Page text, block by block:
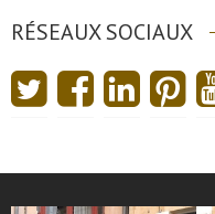
RÉSEAUX SOCIAUX